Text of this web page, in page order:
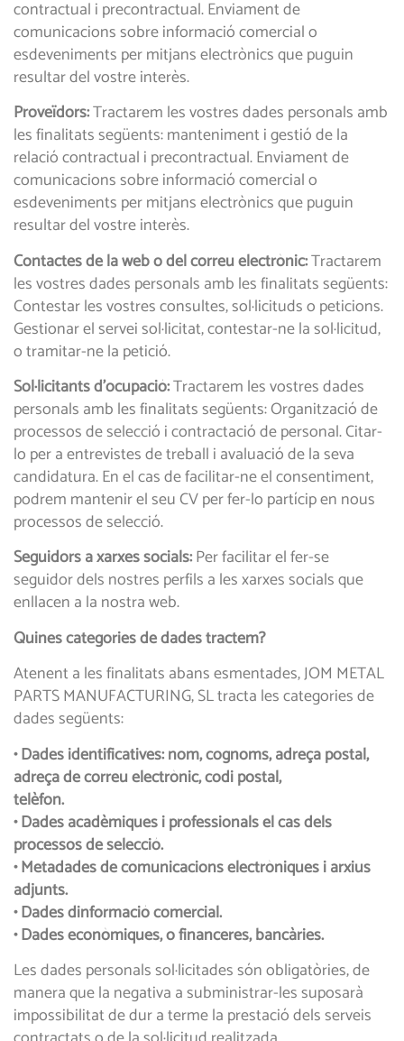
contractual i precontractual. Enviament de
comunicacions sobre informació comercial o
esdeveniments per mitjans electrònics que puguin
resultar del vostre interès.
Proveïdors:Tractarem les vostres dades personals amb
les finalitats següents: manteniment i gestió de la
relació contractual i precontractual. Enviament de
comunicacions sobre informació comercial o
esdeveniments per mitjans electrònics que puguin
resultar del vostre interès.
Contactes de la web o del correu electrònic:Tractarem
les vostres dades personals amb les finalitats següents:
Contestar les vostres consultes, sol·licituds o peticions.
Gestionar el servei sol·licitat, contestar-ne la sol·licitud,
o tramitar-ne la petició.
Sol·licitants d’ocupació:Tractarem les vostres dades
personals amb les finalitats següents: Organització de
processos de selecció i contractació de personal. Citar-
lo per a entrevistes de treball i avaluació de la seva
candidatura. En el cas de facilitar-ne el consentiment,
podrem mantenir el seu CV per fer-lo partícip en nous
processos de selecció.
Seguidors a xarxes socials:Per facilitar el fer-se
seguidor dels nostres perfils a les xarxes socials que
enllacen a la nostra web.
Quines categories de dades tractem?
Atenent a les finalitats abans esmentades, JOM METAL
PARTS MANUFACTURING, SL tracta les categories de
dades següents:
• Dades identificatives: nom, cognoms, adreça postal,
adreça de correu electrònic, codi postal,
telèfon.
• Dades acadèmiques i professionals el cas dels
processos de selecció.
• Metadades de comunicacions electròniques i arxius
adjunts.
• Dades dinformació comercial.
• Dades econòmiques, o financeres, bancàries.
Les dades personals sol·licitades són obligatòries, de
manera que la negativa a subministrar-les suposarà
impossibilitat de dur a terme la prestació dels serveis